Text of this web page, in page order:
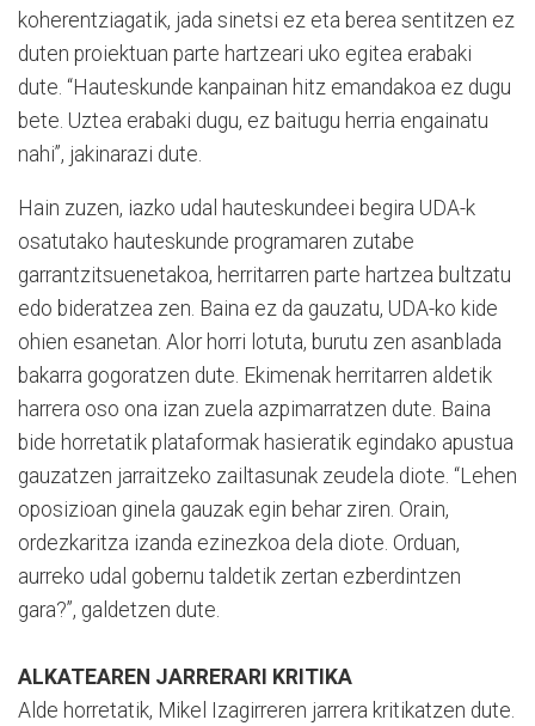
koherentziagatik, jada sinetsi ez eta berea sentitzen ez
duten proiektuan parte hartzeari uko egitea erabaki
dute. “Hauteskunde kanpainan hitz emandakoa ez dugu
bete. Uztea erabaki dugu, ez baitugu herria engainatu
nahi”, jakinarazi dute.
Hain zuzen, iazko udal hauteskundeei begira UDA-k
osatutako hauteskunde programaren zutabe
garrantzitsuenetakoa, herritarren parte hartzea bultzatu
edo bideratzea zen. Baina ez da gauzatu, UDA-ko kide
ohien esanetan. Alor horri lotuta, burutu zen asanblada
bakarra gogoratzen dute. Ekimenak herritarren aldetik
harrera oso ona izan zuela azpimarratzen dute. Baina
bide horretatik plataformak hasieratik egindako apustua
gauzatzen jarraitzeko zailtasunak zeudela diote. “Lehen
oposizioan ginela gauzak egin behar ziren. Orain,
ordezkaritza izanda ezinezkoa dela diote. Orduan,
aurreko udal gobernu taldetik zertan ezberdintzen
gara?”, galdetzen dute.
ALKATEAREN JARRERARI KRITIKA
Alde horretatik, Mikel Izagirreren jarrera kritikatzen dute.